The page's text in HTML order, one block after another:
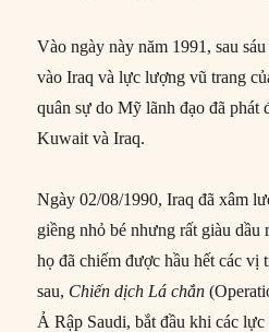
Vào ngày này năm 1991, sau
vào Iraq và lực lượng vũ trang
quân sự do Mỹ lãnh đạo đã phát
Kuwait và Iraq.
Ngày 02/08/1990, Iraq đã xâm
giềng nhỏ bé nhưng rất giàu
họ đã chiếm được hầu hết các vị
sau, Chiến dịch Lá chắn
Ả Rập Saudi, bắt đầu khi các